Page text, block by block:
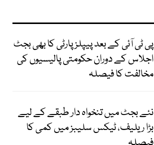
پی ٹی آئی کے بعد پیپلزپارٹی کا بھی بجٹ
اجلاس کے دوران حکومتی پالیسیوں کی
مخالفت کا فیصلہ
نئے بجٹ میں تنخواہ دار طبقے کے لیے
بڑا ریلیف، ٹیکس سلیبز میں کمی کا